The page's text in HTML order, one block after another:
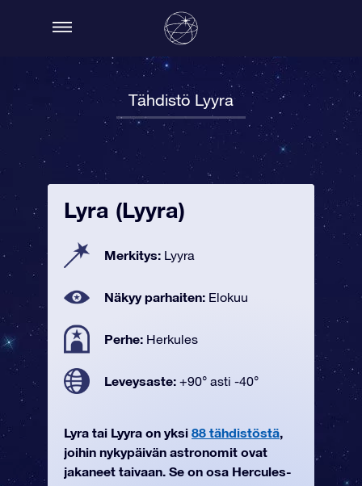
Tähdistö Lyyra
Lyra (Lyyra)
Merkitys: Lyyra
Näkyy parhaiten: Elokuu
Perhe: Herkules
Leveysaste: +90° asti -40°
Lyra tai Lyyra on yksi 88 tähdistöstä,
joihin nykypäivän astronomit ovat
jakaneet taivaan. Se on osa Hercules-